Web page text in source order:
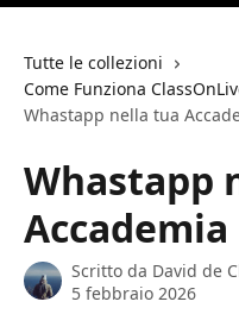
Tutte le collezioni
Come Funziona
Whastapp nella tua
Whastapp
Accademia
Scritto da David de
5 febbraio 2026